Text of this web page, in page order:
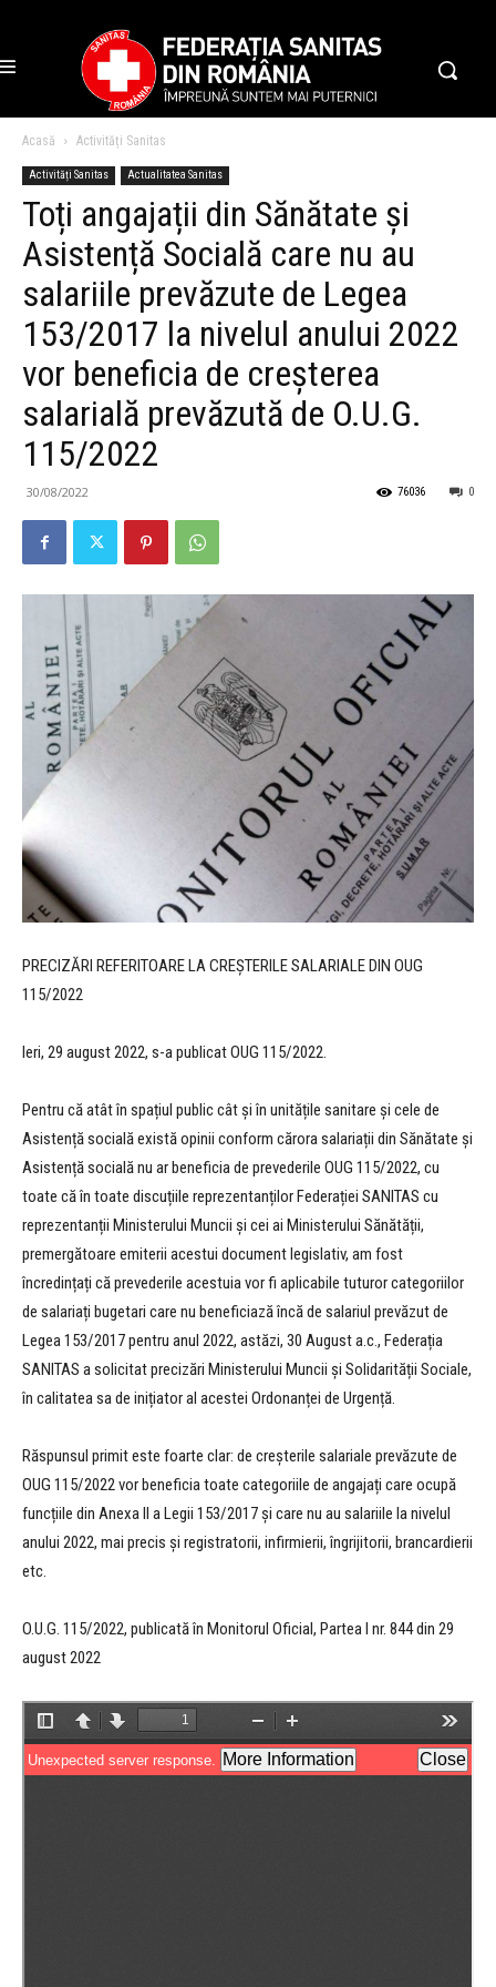
Acasă Activități Sanitas
Activități Sanitas Actualitatea Sanitas
Toți angajații din Sănătate și
Asistență Socială care nu au
salariile prevăzute de Legea
153/2017 la nivelul anului 2022
vor beneficia de creșterea
salarială prevăzută de O.U.G.
115/2022
30/08/2022 0
76036
PRECIZĂRI REFERITOARE LA CREȘTERILE SALARIALE DIN OUG
115/2022
Ieri, 29 august 2022, s-a publicat OUG 115/2022.
Pentru că atât în spațiul public cât și în unitățile sanitare și cele de
Asistență socială există opinii conform cărora salariații din Sănătate și
Asistență socială nu ar beneficia de prevederile OUG 115/2022, cu
toate că în toate discuțiile reprezentanților Federației SANITAS cu
reprezentanții Ministerului Muncii și cei ai Ministerului Sănătății,
premergătoare emiterii acestui document legislativ, am fost
încredințați că prevederile acestuia vor fi aplicabile tuturor categoriilor
de salariați bugetari care nu beneficiază încă de salariul prevăzut de
Legea 153/2017 pentru anul 2022, astăzi, 30 August a.c., Federația
SANITAS a solicitat precizări Ministerului Muncii și Solidarității Sociale,
în calitatea sa de inițiator al acestei Ordonanței de Urgență.
Răspunsul primit este foarte clar: de creșterile salariale prevăzute de
OUG 115/2022 vor beneficia toate categoriile de angajați care ocupă
funcțiile din Anexa II a Legii 153/2017 și care nu au salariile la nivelul
anului 2022, mai precis și registratorii, infirmierii, îngrijitorii, brancardierii
etc.
O.U.G. 115/2022, publicată în Monitorul Oficial, Partea I nr. 844 din 29
august 2022